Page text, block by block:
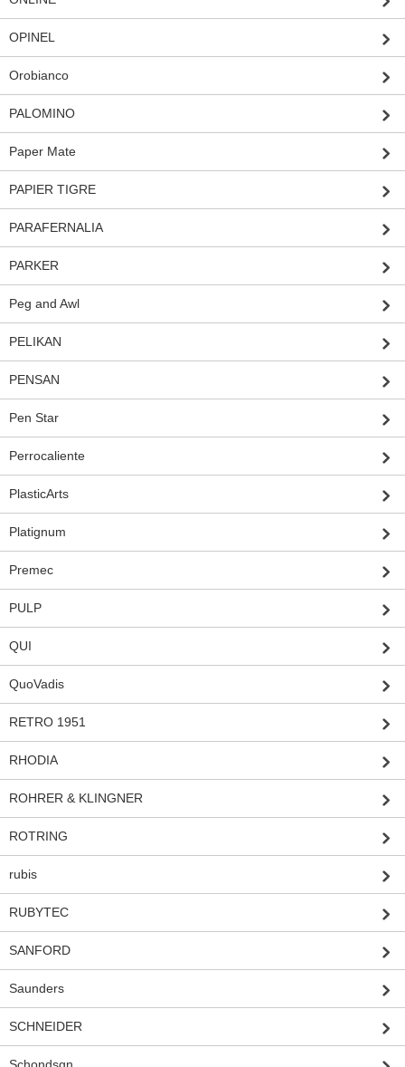
OPINEL
Orobianco
PALOMINO
Paper Mate
PAPIER TIGRE
PARAFERNALIA
PARKER
Peg and Awl
PELIKAN
PENSAN
Pen Star
Perrocaliente
PlasticArts
Platignum
Premec
PULP
QUI
QuoVadis
RETRO 1951
RHODIA
ROHRER & KLINGNER
ROTRING
rubis
RUBYTEC
SANFORD
Saunders
SCHNEIDER